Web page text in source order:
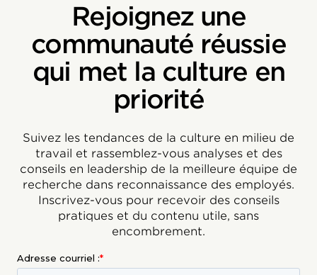
Rejoignez une
communauté réussie
qui met la culture en
priorité
Suivez les tendances de la culture en milieu de
travail et rassemblez-vous analyses et des
conseils en leadership de la meilleure équipe de
recherche dans reconnaissance des employés.
Inscrivez-vous pour recevoir des conseils
pratiques et du contenu utile, sans
encombrement.